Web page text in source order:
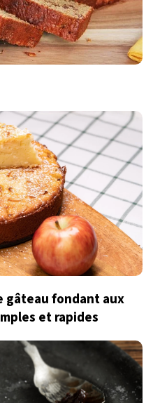
gâteau fondant aux
et rapides